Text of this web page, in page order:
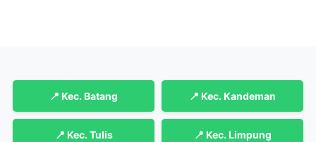
📍 Kec. Batang 📍 Kec. Kandeman
📍 Kec. Tulis 📍 Kec. Limpung